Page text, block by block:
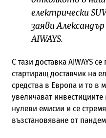
електрически
заяви
AIWAYS.
С тази доставка AIWAYS
стартиращ доставчик на
средства в Европа и то в
увеличават
нулеви емисии и се
възстановяване от